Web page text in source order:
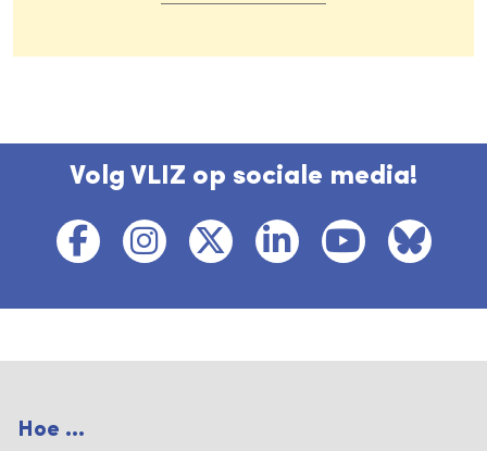
Volg VLIZ op sociale media!
Hoe ...